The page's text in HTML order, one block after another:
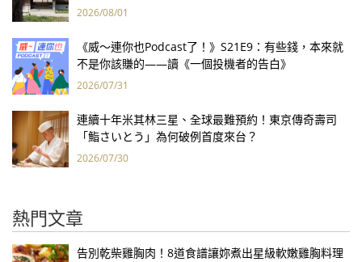
2026/08/01
《威～連你也Podcast了！》S21E9：有些錢，本來就
不是你該賺的——讀《一個投機者的告白》
2026/07/31
連續十年米其林三星、全球最難預約！東京傳奇壽司
「鮨さいとう」為何破例首度來台？
2026/07/30
熱門文章
告別乾柴雞胸肉！8道食譜讓妳煮出星級軟嫩雞胸料理